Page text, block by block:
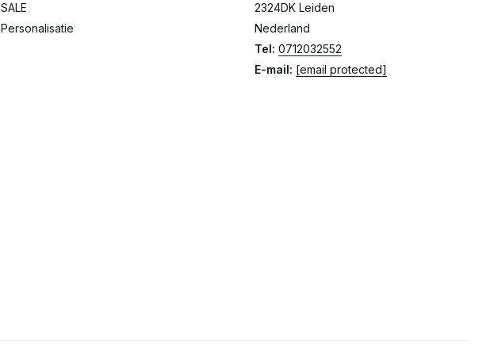
SALE
Personalisatie
2324DK Leiden
Nederland
Tel: 0712032552
E-mail: [email protected]